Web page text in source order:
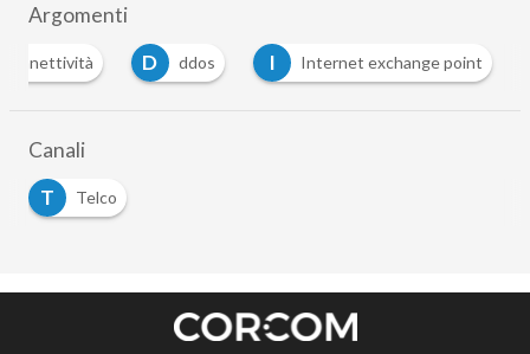
Argomenti
connettività D ddos I Internet exchange point
Canali
T
Telco